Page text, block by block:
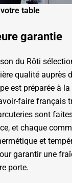
table
garantie
du Rôti
qualité auprès
est préparée à
faire français
sont
et chaque
et
garantir une
porte.